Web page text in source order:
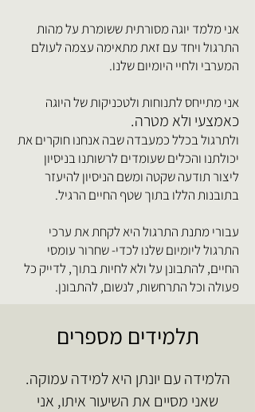
אני מלמד יוגה מסורתית ששומרת על מהות
התרגול ויחד עם זאת מתאימה עצמה לעולם
המערבי ולחיי היומיום שלנו.
אני מתייחס לתנוחות ולטכניקות של היוגה
כאמצעי ולא מטרה.
ולתרגול בכלל כמעבדה שבה אנחנו חוקרים את
יכולתנו והכלים שעומדים לרשותנו בניסיון
ליצור תודעה שקטה ומשם הניסיון להיעזר
בתובנות הללו בתוך שטף החיים הרגיל.
עבורי מתנת התרגול היא לקחת את ערכי
התרגול ליומיום שלנו לכדי- שחרור עומסי
החיים, להתבונן על ולא לחיות בתוך, לדייק כל
פעולה וכל התרחשות, לנשום, להתבונן.
תלמידים מספרים
הלמידה עם יונתן היא למידה עמוקה.
שאני מסיים את השיעור איתו, אני